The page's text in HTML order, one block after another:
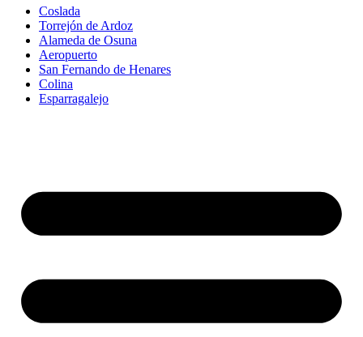
Coslada
Torrejón de Ardoz
Alameda de Osuna
Aeropuerto
San Fernando de Henares
Colina
Esparragalejo